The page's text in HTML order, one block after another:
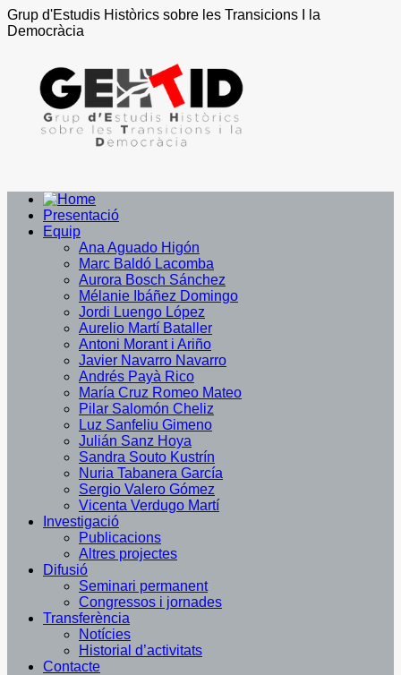
Grup d'Estudis Històrics sobre les Transicions I la
Democràcia
Presentació
Equip
Ana Aguado Higón
Marc Baldó Lacomba
Aurora Bosch Sánchez
Mélanie Ibáñez Domingo
Jordi Luengo López
Aurelio Martí Bataller
Antoni Morant i Ariño
Javier Navarro Navarro
Andrés Payà Rico
María Cruz Romeo Mateo
Pilar Salomón Cheliz
Luz Sanfeliu Gimeno
Julián Sanz Hoya
Sandra Souto Kustrín
Nuria Tabanera García
Sergio Valero Gómez
Vicenta Verdugo Martí
Investigació
Publicacions
Altres projectes
Difusió
Seminari permanent
Congressos i jornades
Transferència
Notícies
Historial d’activitats
Contacte